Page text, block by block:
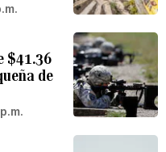
$41.36
de